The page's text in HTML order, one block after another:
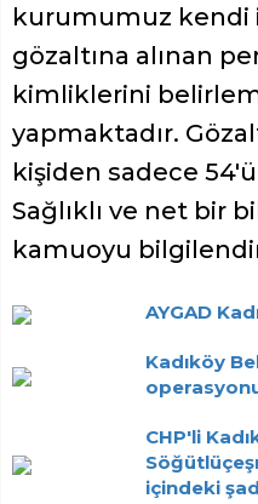
kurumumuz kendi
gözaltına alınan
kimliklerini
yapmaktadır.
kişiden sadece 54'ü
Sağlıklı ve net bir
kamuoyu
AYGAD
Kadıköy
CHP'li
içindeki